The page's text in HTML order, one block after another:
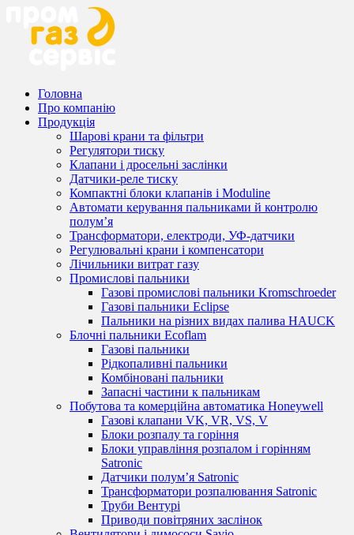
Головна
Про компанію
Продукція
Шарові крани та фільтри
Регулятори тиску
Клапани і дросельні заслінки
Датчики-реле тиску
Компактні блоки клапанів і Moduline
Автомати керування пальниками й контролю
полум’я
Трансформатори, електроди, УФ-датчики
Регулювальні крани і компенсатори
Лічильники витрат газу
Промислові пальники
Газові промислові пальники Kromschroeder
Газові пальники Eclipse
Пальники на різних видах палива HAUCK
Блочні пальники Ecoflam
Газові пальники
Рідкопаливні пальники
Комбіновані пальники
Запасні частини к пальникам
Побутова та комерційна автоматика Honeywell
Газові клапани VK, VR, VS, V
Блоки розпалу та горіння
Блоки управління розпалом і горінням
Satronic
Датчики полум’я Satronic
Трансформатори розпалювання Satronic
Труби Вентурі
Приводи повітряних заслінок